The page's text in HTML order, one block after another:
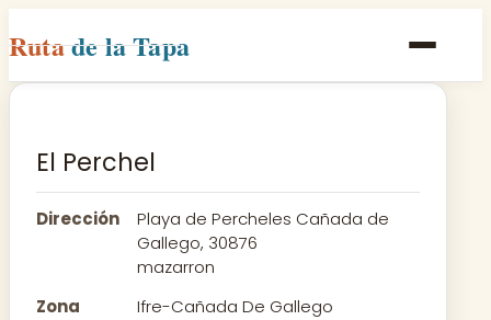
Rutade la Tapa
Inicio
Rutas
Contacto
El Perchel
Dirección
Playa de Percheles Cañada de
Gallego, 30876
mazarron
Zona
Ifre-Cañada De Gallego